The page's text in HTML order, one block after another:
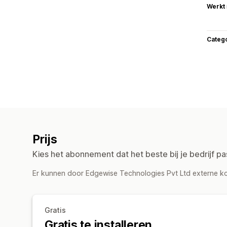
Werkt
Prijs
Kies het abonnement dat het beste bij je bedrijf
Er kunnen door Edgewise Technologies Pvt Ltd externe
Gratis